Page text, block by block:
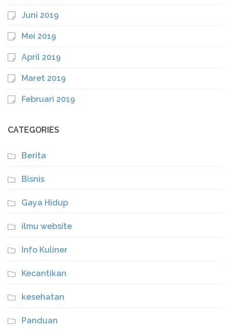
Juni 2019
Mei 2019
April 2019
Maret 2019
Februari 2019
CATEGORIES
Berita
Bisnis
Gaya Hidup
ilmu website
Info Kuliner
Kecantikan
kesehatan
Panduan